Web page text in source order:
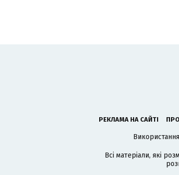
РЕКЛАМА НА САЙТІ
Всі матеріали, які